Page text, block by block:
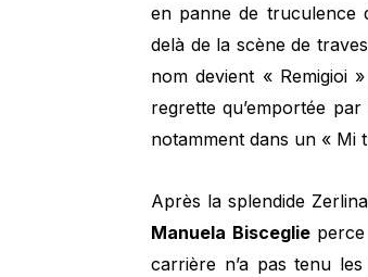
en panne de truculence
delà de la scène de
nom devient « Remigioi
regrette qu’emportée
notamment dans un « Mi
Après la splendide
Manuela Bisceglie
carrière n’a pas tenu